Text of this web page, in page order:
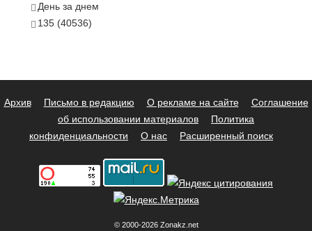
День за днем
135 (40536)
Архив Письмо в редакцию О рекламе на сайте
Соглашение
об использовании материалов
Политика
конфиденциальности
О нас Расширенный поиск
© 2000-2026 Zonakz.net